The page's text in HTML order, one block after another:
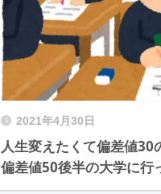
2021年4月30日
人生変えたくて偏差値30
偏差値50後半の大学に行